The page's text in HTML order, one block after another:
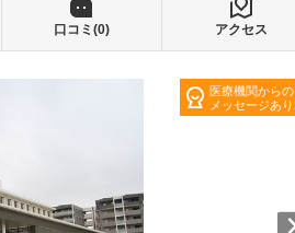
口コミ(0) アクセス
医療機関からの
メッセージあり